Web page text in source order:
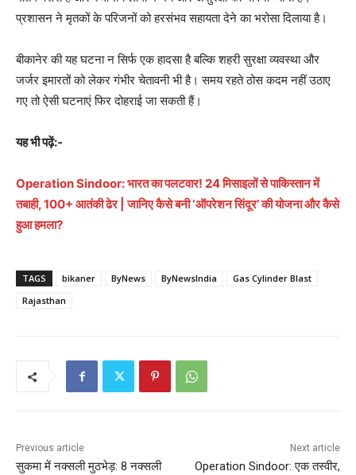
प्रशासन ने मृतकों के परिजनों को हरसंभव सहायता देने का भरोसा दिलाया है।
बीकानेर की यह घटना न सिर्फ एक हादसा है बल्कि शहरी सुरक्षा व्यवस्था और
जर्जर इमारतों को लेकर गंभीर चेतावनी भी है। समय रहते ठोस कदम नहीं उठाए
गए तो ऐसी घटनाएं फिर दोहराई जा सकती हैं।
यह भी पढ़ें:-
Operation Sindoor: भारत का पलटवार! 24 मिसाइलों से पाकिस्तान में
तबाही, 100+ आतंकी ढेर | जानिए कैसे बनी ‘ऑपरेशन सिंदूर’ की योजना और कैसे
हुआ हमला?
TAGS bikaner ByNews ByNewsIndia
Gas Cylinder Blast
Rajasthan
Previous article
सुकमा में नक्सली मुठभेड़: 8 नक्सली
Next article
Operation Sindoor: एक तस्वीर,